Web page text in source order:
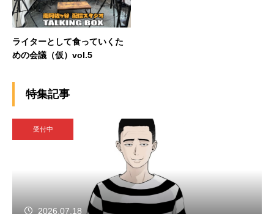
ライターとして食っていくた
めの会議（仮）vol.5
特集記事
受付中
2026.07.18